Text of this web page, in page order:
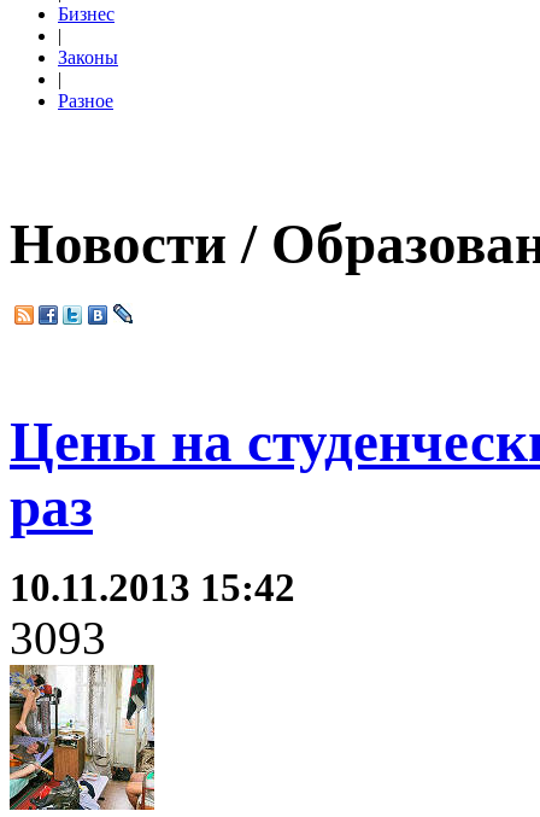
Бизнес
|
Законы
|
Разное
Новости /
Цены на
раз
10.11.2013 15:42
3093